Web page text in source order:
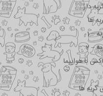
دار
ها
– 1
– 2
با هواپیما
گربه ها